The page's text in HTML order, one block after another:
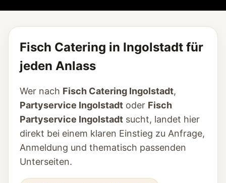
Fisch Catering in Ingolstadt für
jeden Anlass
Wer nach Fisch Catering Ingolstadt,
Partyservice Ingolstadt oder Fisch
Partyservice Ingolstadt sucht, landet hier
direkt bei einem klaren Einstieg zu Anfrage,
Anmeldung und thematisch passenden
Unterseiten.